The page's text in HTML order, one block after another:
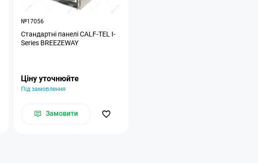
№17056
Стандартні панелі CALF-TEL I-
Series BREEZEWAY
Ціну уточнюйте
Під замовлення
Замовити